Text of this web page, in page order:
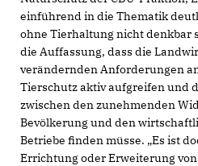
einführend in die Thematik
ohne Tierhaltung nicht denkbar
die Auffassung, dass die
verändernden Anforderungen
Tierschutz aktiv aufgreifen und
zwischen den zunehmenden
Bevölkerung und den
Betriebe finden müsse. „Es ist
Errichtung oder Erweiterung